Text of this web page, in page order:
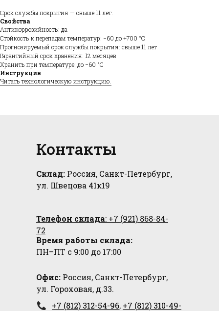
Срок службы покрытия — свыше 11 лет.
Свойства
Антикоррозийность: да
Стойкость к перепадам температур: −60 до +700 °С
Прогнозируемый срок службы покрытия: свыше 11 лет
Гарантийный срок хранения: 12 месяцев
Хранить при температуре: до −60 °С
Инструкция
Читать технологическую инструкцию.
Контакты
Склад: Россия, Санкт-Петербург,
ул. Швецова 41к19
Офис: Россия, Санкт-Петербург,
ул. Гороховая, д.33.
+7 (812) 312-54-96, +7 (812) 310-49-
Телефон склада: +7 (921) 868-84-
72
Время работы склада:
ПН–ПТ с 9:00 до 17:00